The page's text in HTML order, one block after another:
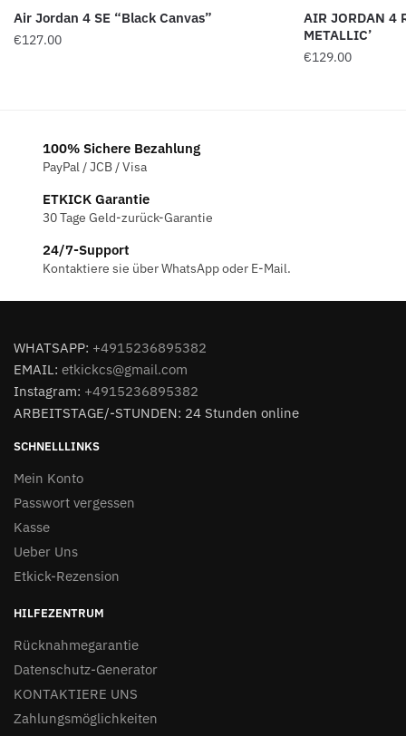
Air Jordan 4 SE “Black Canvas”
€127.00
AIR JORDAN 4
METALLIC’
€129.00
100% Sichere Bezahlung
PayPal / JCB / Visa
ETKICK Garantie
30 Tage Geld-zurück-Garantie
24/7-Support
Kontaktiere sie über WhatsApp oder E-Mail.
WHATSAPP: +4915236895382
EMAIL: etkickcs@gmail.com
Instagram: +4915236895382
ARBEITSTAGE/-STUNDEN: 24 Stunden online
SCHNELLLINKS
Mein Konto
Passwort vergessen
Kasse
Ueber Uns
Etkick-Rezension
HILFEZENTRUM
Rücknahmegarantie
Datenschutz-Generator
KONTAKTIERE UNS
Zahlungsmöglichkeiten